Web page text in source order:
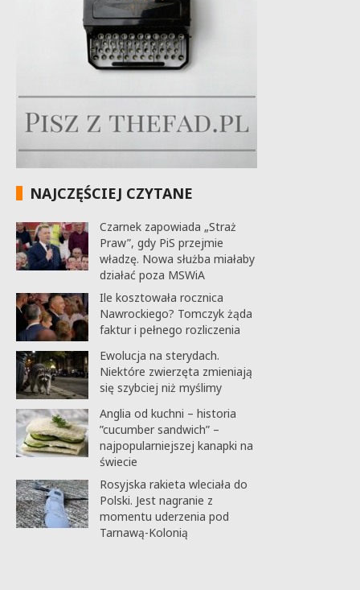
NAJCZĘŚCIEJ CZYTANE
Czarnek zapowiada „Straż
Praw”, gdy PiS przejmie
władzę. Nowa służba miałaby
działać poza MSWiA
Ile kosztowała rocznica
Nawrockiego? Tomczyk żąda
faktur i pełnego rozliczenia
Ewolucja na sterydach.
Niektóre zwierzęta zmieniają
się szybciej niż myślimy
Anglia od kuchni – historia
”cucumber sandwich” –
najpopularniejszej kanapki na
świecie
Rosyjska rakieta wleciała do
Polski. Jest nagranie z
momentu uderzenia pod
Tarnawą-Kolonią